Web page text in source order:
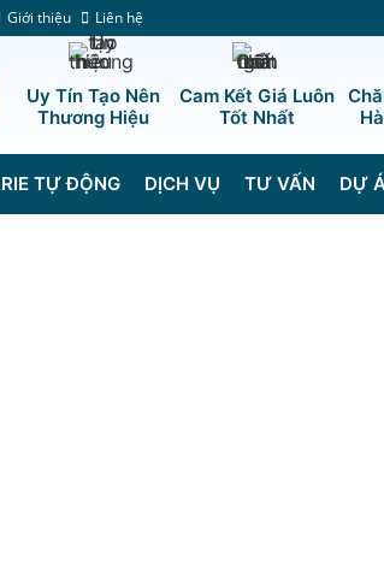
Giới thiệu Liên hệ
Uy Tín Tạo Nên
Thương Hiệu
Cam Kết Giá Luôn
Tốt Nhất
TỰ ĐỘNG DỊCH VỤ TƯ VẤN DỰ